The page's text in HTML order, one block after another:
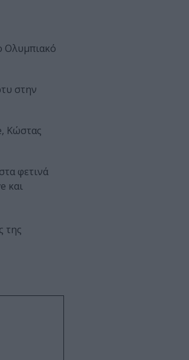
Ολυμπιακό
στην
Κώστας
φετινά
και
της